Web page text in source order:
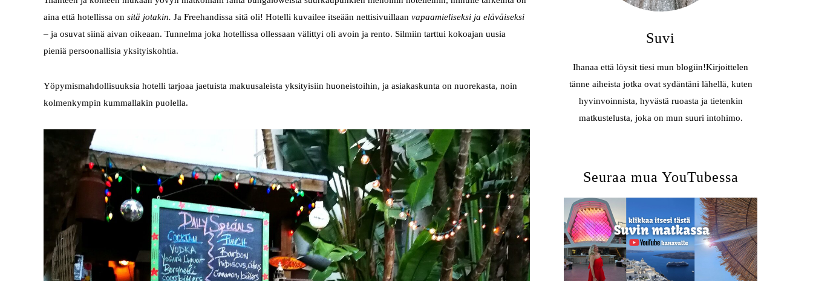
aina että hotellissa on sitä jotakin. Ja Freehandissa sitä oli! Hotelli kuvailee itseään nettisivuillaan vapaamieliseksi ja eläväiseksi
– ja osuvat siinä aivan oikeaan. Tunnelma joka hotellissa ollessaan välittyi oli avoin ja rento. Silmiin tarttui kokoajan uusia
pieniä persoonallisia yksityiskohtia.
Yöpymismahdollisuuksia hotelli tarjoaa jaetuista makuusaleista yksityisiin huoneistoihin, ja asiakaskunta on nuorekasta, noin
kolmenkympin kummallakin puolella.
Suvi
Ihanaa että löysit tiesi mun blogiin!Kirjoittelen
tänne aiheista jotka ovat sydäntäni lähellä, kuten
hyvinvoinnista, hyvästä ruoasta ja tietenkin
matkustelusta, joka on mun suuri intohimo.
Seuraa mua YouTubessa